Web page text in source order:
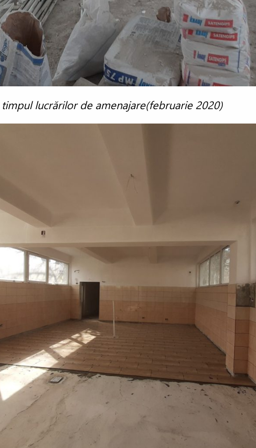
timpul lucrărilor de amenajare(februarie 2020)